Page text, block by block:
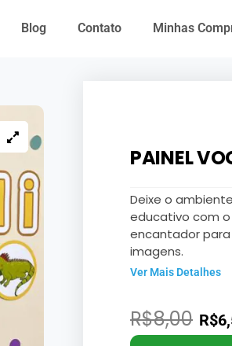
Blog Contato Minhas
PAINEL
Deixe o
educativo com o
encantador
imagens.
Ver Mais Detalhes
R$8,00 R$